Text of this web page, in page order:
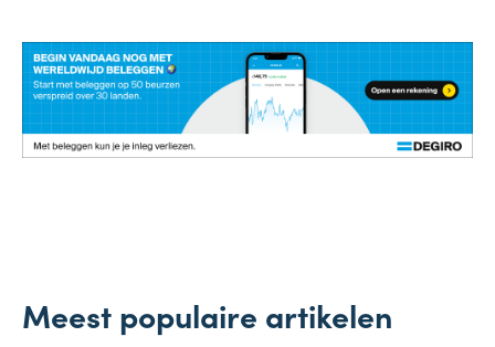
Meest populaire artikelen